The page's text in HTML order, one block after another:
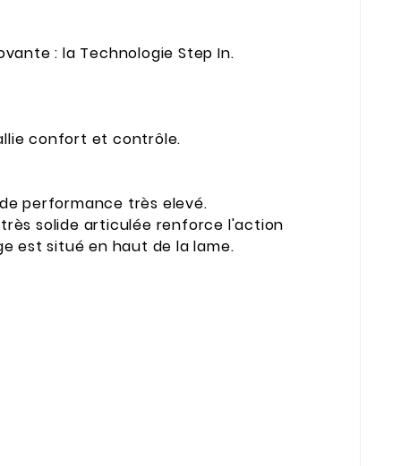
: la Technologie Step In.
confort et contrôle.
performance très elevé.
solide articulée renforce l'action
est situé en haut de la lame.